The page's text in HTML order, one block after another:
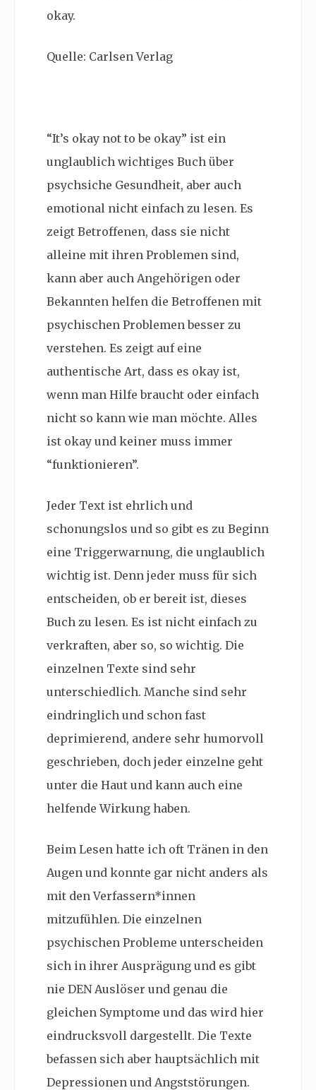
okay.
Quelle: Carlsen Verlag
“It’s okay not to be okay” ist ein
unglaublich wichtiges Buch über
psychsiche Gesundheit, aber auch
emotional nicht einfach zu lesen. Es
zeigt Betroffenen, dass sie nicht
alleine mit ihren Problemen sind,
kann aber auch Angehörigen oder
Bekannten helfen die Betroffenen mit
psychischen Problemen besser zu
verstehen. Es zeigt auf eine
authentische Art, dass es okay ist,
wenn man Hilfe braucht oder einfach
nicht so kann wie man möchte. Alles
ist okay und keiner muss immer
“funktionieren”.
Jeder Text ist ehrlich und
schonungslos und so gibt es zu Beginn
eine Triggerwarnung, die unglaublich
wichtig ist. Denn jeder muss für sich
entscheiden, ob er bereit ist, dieses
Buch zu lesen. Es ist nicht einfach zu
verkraften, aber so, so wichtig. Die
einzelnen Texte sind sehr
unterschiedlich. Manche sind sehr
eindringlich und schon fast
deprimierend, andere sehr humorvoll
geschrieben, doch jeder einzelne geht
unter die Haut und kann auch eine
helfende Wirkung haben.
Beim Lesen hatte ich oft Tränen in den
Augen und konnte gar nicht anders als
mit den Verfassern*innen
mitzufühlen. Die einzelnen
psychischen Probleme unterscheiden
sich in ihrer Ausprägung und es gibt
nie DEN Auslöser und genau die
gleichen Symptome und das wird hier
eindrucksvoll dargestellt. Die Texte
befassen sich aber hauptsächlich mit
Depressionen und Angststörungen.